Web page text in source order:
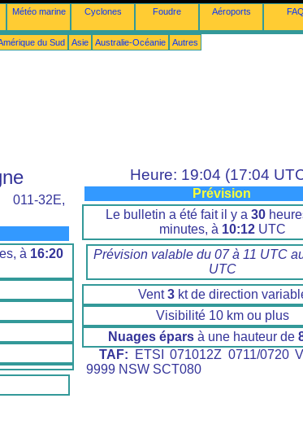
Météo marine Cyclones Foudre Aéroports FAQ
du Sud Asie Australie-Océanie Autres
32E,
à 16:20
Heure: 19:04 (17:04
Prévision
Le bulletin a été fait il y a 30
minutes, à 10:12 UTC
Prévision valable du 07 à 11 UTC
UTC
Vent3kt de direction
Visibilité 10 km ou plus
Nuages épars à une hauteur de
TAF: ETSI 071012Z 0711/0720
9999 NSW SCT080